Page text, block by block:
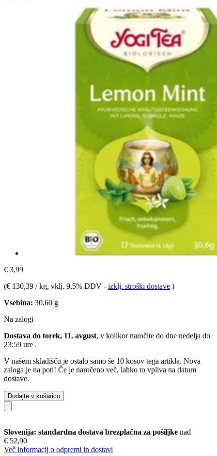
€ 3,99
(€ 130,39 / kg, vklj. 9,5% DDV - izklj. stroški dostave )
Vsebina: 30,60 g
Na zalogi
Dostava do torek, 11. avgust, v kolikor naročite do dne nedelja do
23:59 ure .
V našem skladišču je ostalo samo še 10 kosov tega artikla. Nova
zaloga je na poti! Če je naročeno več, lahko to vpliva na datum
dostave.
Dodajte v košarico
Slovenija: standardna dostava brezplačna za pošiljke nad
€ 52,90
Več informacij o odpremi in dostavi